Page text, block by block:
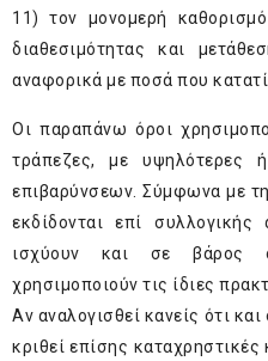
11) τον μονομερή
διαθεσιμότητας και
αναφορικά με ποσά που
Οι παραπάνω όροι
τράπεζες, με υψηλότερες
επιβαρύνσεων. Σύμφωνα με
εκδίδονται επί
ισχύουν και σε βάρος
χρησιμοποιούν τις ίδιες
Αν αναλογισθεί κανείς ότι
κριθεί επίσης